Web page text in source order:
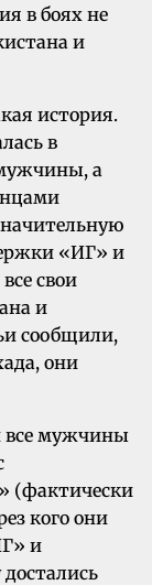
в боях не
и
история.
в
а
«ИГ» и
свои
и
сообщили,
они
все мужчины
(фактически
кого они
и